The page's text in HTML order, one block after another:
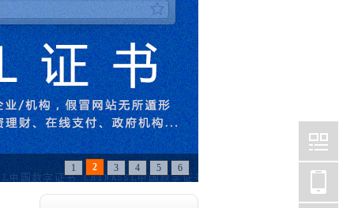
、Thawte、GlobalSign,服务器证书,256
1 2 3 4 5 6